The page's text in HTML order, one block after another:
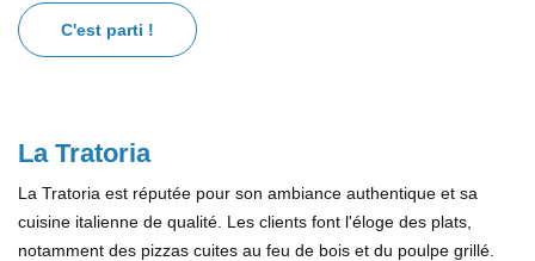
C'est parti !
La Tratoria
La Tratoria est réputée pour son ambiance authentique et sa
cuisine italienne de qualité. Les clients font l'éloge des plats,
notamment des pizzas cuites au feu de bois et du poulpe grillé.